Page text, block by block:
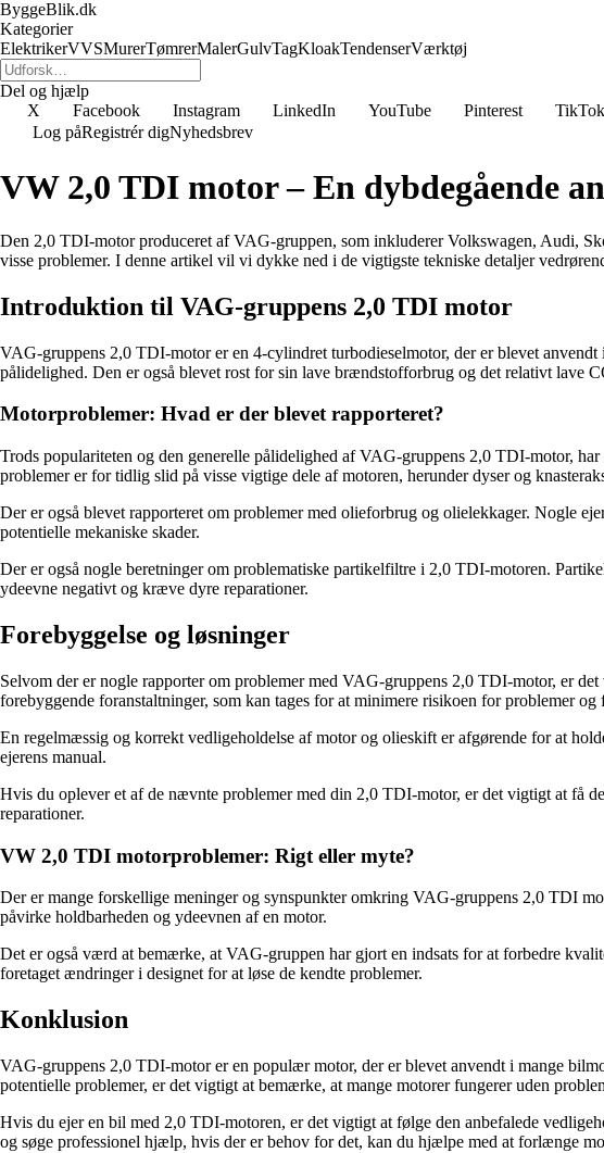
ByggeBlik.dk
Kategorier
ElektrikerVVSMurerTømrerMalerGulvTagKloakTendenserVærktøj
Del og hjælp
X
Facebook Instagram LinkedIn YouTube Pinterest TikTok
Log påRegistrér digNyhedsbrev
VW 2,0 TDI motor – En dybdegående
Den 2,0 TDI-motor produceret af VAG-gruppen, som inkluderer Volkswagen, Audi,
visse problemer. I denne artikel vil vi dykke ned i de vigtigste tekniske detaljer
Introduktion til VAG-gruppens 2,0 TDI motor
VAG-gruppens 2,0 TDI-motor er en 4-cylindret turbodieselmotor, der er blevet
pålidelighed. Den er også blevet rost for sin lave brændstofforbrug og det relativt lave
Motorproblemer: Hvad er der blevet rapporteret?
Trods populariteten og den generelle pålidelighed af VAG-gruppens 2,0 TDI-motor,
problemer er for tidlig slid på visse vigtige dele af motoren, herunder dyser og
Der er også blevet rapporteret om problemer med olieforbrug og olielekkager. Nogle
potentielle mekaniske skader.
Der er også nogle beretninger om problematiske partikelfiltre i 2,0 TDI-motoren.
ydeevne negativt og kræve dyre reparationer.
Forebyggelse og løsninger
Selvom der er nogle rapporter om problemer med VAG-gruppens 2,0 TDI-motor, er
forebyggende foranstaltninger, som kan tages for at minimere risikoen for problemer
En regelmæssig og korrekt vedligeholdelse af motor og olieskift er afgørende for at
ejerens manual.
Hvis du oplever et af de nævnte problemer med din 2,0 TDI-motor, er det vigtigt at få
reparationer.
VW 2,0 TDI motorproblemer: Rigt eller myte?
Der er mange forskellige meninger og synspunkter omkring VAG-gruppens 2,0 TDI
påvirke holdbarheden og ydeevnen af en motor.
Det er også værd at bemærke, at VAG-gruppen har gjort en indsats for at forbedre
foretaget ændringer i designet for at løse de kendte problemer.
Konklusion
VAG-gruppens 2,0 TDI-motor er en populær motor, der er blevet anvendt i mange
potentielle problemer, er det vigtigt at bemærke, at mange motorer fungerer uden
Hvis du ejer en bil med 2,0 TDI-motoren, er det vigtigt at følge den anbefalede
og søge professionel hjælp, hvis der er behov for det, kan du hjælpe med at forlænge